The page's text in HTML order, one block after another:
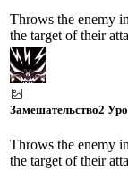
Throws the enemy
the target of their
Замешательство2
Throws the enemy
the target of their